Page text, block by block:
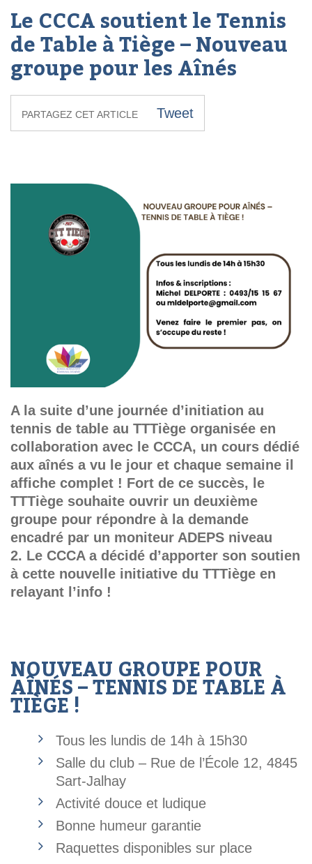
Le CCCA soutient le Tennis
de Table à Tiège – Nouveau
groupe pour les Aînés
PARTAGEZ CET ARTICLE Tweet
A la suite d’une journée d’initiation au
tennis de table au TTTiège organisée en
collaboration avec le CCCA, un cours dédié
aux aînés a vu le jour et chaque semaine il
affiche complet ! Fort de ce succès, le
TTTiège souhaite ouvrir un deuxième
groupe pour répondre à la demande
encadré par un moniteur ADEPS niveau
2. Le CCCA a décidé d’apporter son soutien
à cette nouvelle initiative du TTTiège en
relayant l’info !
NOUVEAU GROUPE POUR
AÎNÉS – TENNIS DE TABLE À
TIÈGE !
Tous les lundis de 14h à 15h30
Salle du club – Rue de l’École 12, 4845
Sart-Jalhay
Activité douce et ludique
Bonne humeur garantie
Raquettes disponibles sur place